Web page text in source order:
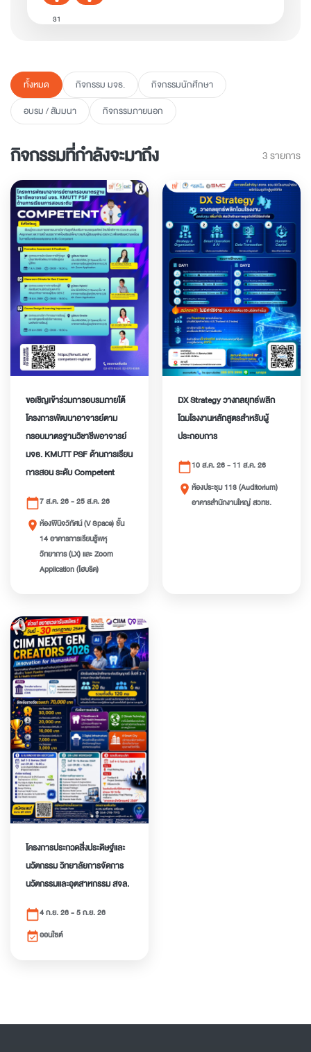
31
ทั้งหมด กิจกรรม มจธ.
กิจกรรมนักศึกษา
อบรม / สัมมนา
กิจกรรมภายนอก
กิจกรรมที่กำลังจะมาถึง 3 รายการ
ขอเชิญเข้าร่วมการอบรมภายใต้
โครงการพัฒนาอาจารย์ตาม
กรอบมาตรฐานวิชาชีพอาจารย์
มจธ. KMUTT PSF ด้านการเรียน
การสอน ระดับ Competent
calendar_today7 ส.ค. 26 - 25 ส.ค. 26
place ห้องพินิจวิทัศน์ (V Space) ชั้น
14 อาคารการเรียนรู้พหุ
วิทยาการ (LX) และ Zoom
Application (ไฮบริด)
DX Strategy วางกลยุทธ์พลิก
โฉมโรงงานหลักสูตรสำหรับผู้
ประกอบการ
calendar_today10 ส.ค. 26 - 11 ส.ค. 26
place ห้องประชุม 113 (Auditorium)
อาคารสำนักงานใหญ่ สวทช.
โครงการประกวดสิ่ง​ประดิษฐ์​และ
นวัตกรรม​ วิทยาลัยการจัดการ
นวัตกรรม​และอุตสาหกรรม​ สจล.
calendar_today4 ก.ย. 26 - 5 ก.ย. 26
event_availableออนไซต์